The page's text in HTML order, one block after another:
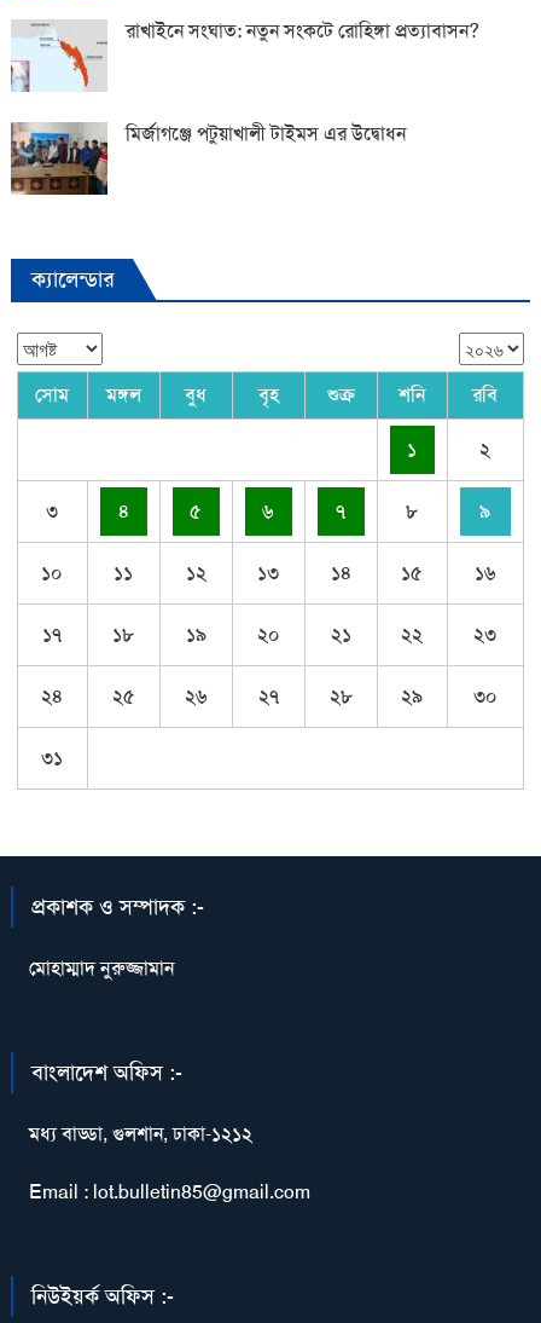
রাখাইনে সংঘাত: নতুন সংকটে রোহিঙ্গা প্রত্যাবাসন?
মির্জাগঞ্জে পটুয়াখালী টাইমস এর উদ্বোধন
ক্যালেন্ডার
সোম মঙ্গল বুধ বৃহ শুক্র শনি রবি
১ ২
৩ ৪ ৫ ৬ ৭ ৮ ৯
১০ ১১ ১২ ১৩ ১৪ ১৫ ১৬
১৭ ১৮ ১৯ ২০ ২১ ২২ ২৩
২৪ ২৫ ২৬ ২৭ ২৮ ২৯ ৩০
৩১
প্রকাশক ও সম্পাদক :-
মোহাম্মাদ নুরুজ্জামান
বাংলাদেশ অফিস :-
মধ্য বাড্ডা, গুলশান, ঢাকা-১২১২
Email : lot.bulletin85@gmail.com
নিউইয়র্ক অফিস :-